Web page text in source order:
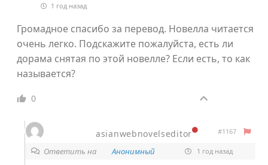
1 год назад
Громадное спасибо за перевод. Новелла читается
очень легко. Подскажите пожалуйста, есть ли
дорама снятая по этой новелле? Если есть, то как
называется?
0
asianwebnovelseditor #1167
Ответить на Анонимный 1 год назад